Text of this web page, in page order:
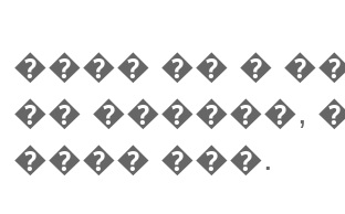
���� �� �
�� ������,
���� ���.